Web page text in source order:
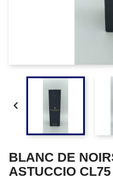

BLANC DE
ASTUCCIO CL75